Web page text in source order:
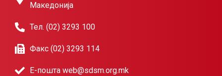
Македонија
Тел. (02) 3293 100
Факс (02) 3293 114
Е-пошта web@sdsm.org.mk